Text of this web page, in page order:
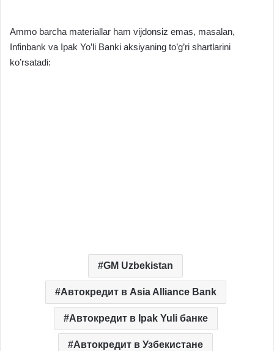
Ammo barcha materiallar ham vijdonsiz emas, masalan,
Infinbank va Ipak Yo’li Banki aksiyaning to’g’ri shartlarini
ko’rsatadi:
GM Uzbekistan
Автокредит в Asia Alliance Bank
Автокредит в Ipak Yuli банке
Автокредит в Узбекистане